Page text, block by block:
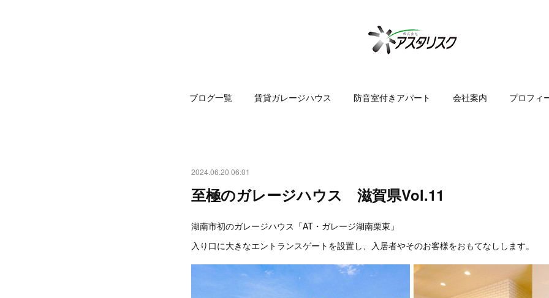
ブログ一覧 賃貸ガレージハウス 防音室付きアパート 会社案内 プロフィ
2024.06.20 06:01
至極のガレージハウス 滋賀県Vol.11
湖南市初のガレージハウス「AT・ガレージ湖南栗東」
入り口に大きなエントランスゲートを設置し、入居者やそのお客様をおもてなしします。